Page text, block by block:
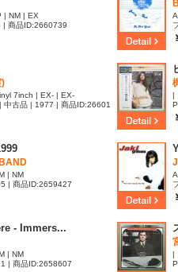
| NM | EX
| 商品ID:2660739
)
7inch | EX- | EX-
中古品 | 1977 | 商品ID:26601
|
| NM
| 商品ID:2659427
- Immers...
| NM
| 商品ID:2658607
|